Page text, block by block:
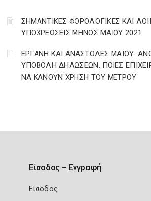
ΣΗΜΑΝΤΙΚΕΣ ΦΟΡΟΛΟΓΙΚΕΣ ΚΑΙ
ΥΠΟΧΡΕΩΣΕΙΣ ΜΗΝΟΣ ΜΑΪΟΥ 2021
ΕΡΓΑΝΗ ΚΑΙ ΑΝΑΣΤΟΛΕΣ ΜΑΪΟΥ:
ΥΠΟΒΟΛΗ ΔΗΛΩΣΕΩΝ. ΠΟΙΕΣ
ΝΑ ΚΑΝΟΥΝ ΧΡΗΣΗ ΤΟΥ ΜΕΤΡΟΥ
Είσοδος – Εγγραφή
Είσοδος